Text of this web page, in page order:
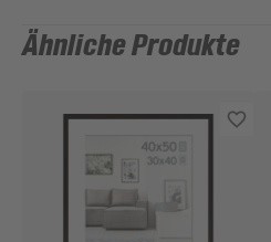
Ähnliche Produkte